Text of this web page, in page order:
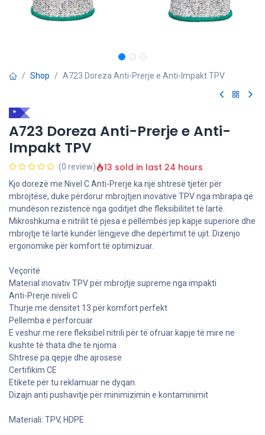
Shop A723 Doreza Anti-Prerje e Anti-Impakt TPV
*
A723 Doreza Anti-Prerje e Anti-
Impakt TPV
(0 review) 13 sold in last 24 hours
Kjo dorezë me Nivel C Anti-Prerje ka një shtresë tjetër për
mbrojtëse, duke përdorur mbrojtjen inovative TPV nga mbrapa që
mundëson rezistencë nga goditjet dhe fleksibilitet të lartë.
Mikroshkuma e nitrilit të pjesa e pëllëmbës jep kapje superiore dhe
mbrojtje të lartë kundër lëngjeve dhe depërtimit të ujit. Dizenjo
ergonomike për komfort të optimizuar.
Veçoritë
Material inovativ TPV për mbrojtje supreme nga impakti
Anti-Prerje niveli C
Thurje me densitet 13 për komfort perfekt
Pellemba e perforcuar
E veshur me rere fleksibel nitrili për të ofruar kapje të mire ne
kushte të thata dhe të njoma
Shtresë pa qepje dhe ajrosese
Certifikim CE
Etikete për tu reklamuar ne dyqan.
Dizajn anti pushavitje për minimizimin e kontaminimit
Materiali: TPV, HDPE